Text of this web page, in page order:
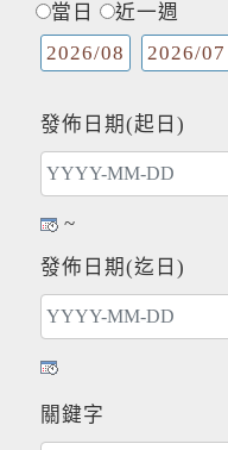
當日
近一週
2026/08
2026/07
發佈日期(起日)
~
發佈日期(迄日)
關鍵字